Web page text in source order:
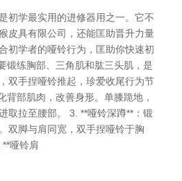
初学最实用的进修器用之一。它不
皮具有限公司，还能匡助晋升力量
初学者的哑铃行为，匡助你快速初
锻练胸部、三角肌和肱三头肌，是
双手捏哑铃推起，珍爱收尾行为节
背部肌肉，改善身形。单膝跪地，
取拉至腰部。 3. **哑铃深蹲**：锻
双脚与肩同宽，双手捏哑铃于胸
哑铃肩